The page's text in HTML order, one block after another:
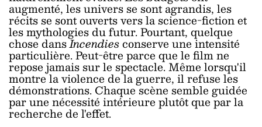
augmenté, les univers se sont agrandis, les
récits se sont ouverts vers la science-fiction et
les mythologies du futur. Pourtant, quelque
chose dansIncendiesconserve une intensité
particulière. Peut-être parce que le film ne
repose jamais sur le spectacle. Même lorsqu'il
montre la violence de la guerre, il refuse les
démonstrations. Chaque scène semble guidée
par une nécessité intérieure plutôt que par la
recherche de l'effet.